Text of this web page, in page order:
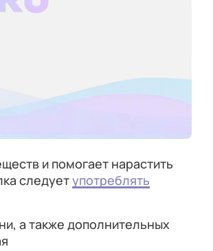
и помогает нарастить
следуетупотреблять
а также дополнительных